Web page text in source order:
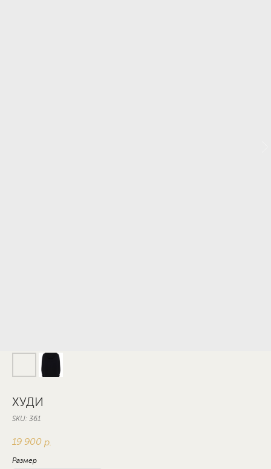
ХУДИ
SKU: 361
19 900 р.
Размер